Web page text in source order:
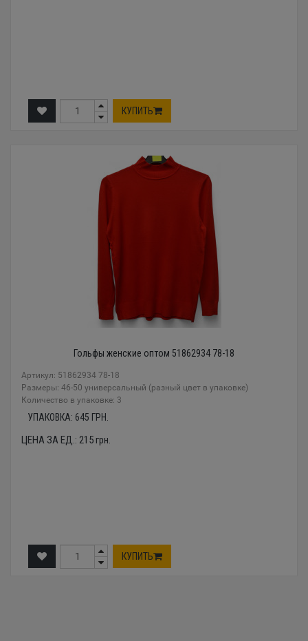
КУПИТЬ
Гольфы женские оптом 51862934 78-18
Артикул: 51862934 78-18
Размеры: 46-50 универсальный (разный цвет в упаковке)
Количество в упаковке: 3
УПАКОВКА: 645 ГРН.
ЦЕНА ЗА ЕД.: 215грн.
КУПИТЬ